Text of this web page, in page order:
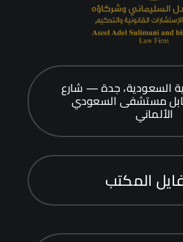
السعودية، جدة — شارع
مستشفى السعودي
الألماني
المكتب